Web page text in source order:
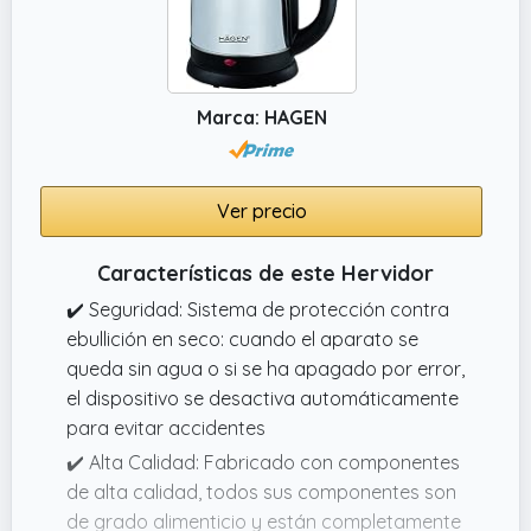
Marca: HAGEN
Ver precio
Características de este Hervidor
✔️ Seguridad: Sistema de protección contra
ebullición en seco: cuando el aparato se
queda sin agua o si se ha apagado por error,
el dispositivo se desactiva automáticamente
para evitar accidentes
✔️ Alta Calidad: Fabricado con componentes
de alta calidad, todos sus componentes son
de grado alimenticio y están completamente